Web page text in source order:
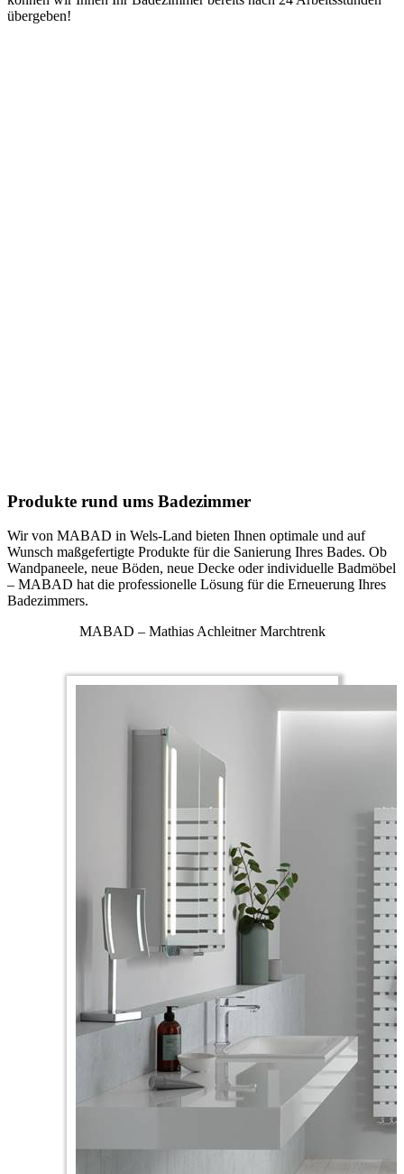
übergeben!
Produkte rund ums Badezimmer
Wir von MABAD in Wels-Land bieten Ihnen optimale und auf
Wunsch maßgefertigte Produkte für die Sanierung Ihres Bades. Ob
Wandpaneele, neue Böden, neue Decke oder individuelle Badmöbel
– MABAD hat die professionelle Lösung für die Erneuerung Ihres
Badezimmers.
MABAD – Mathias Achleitner Marchtrenk